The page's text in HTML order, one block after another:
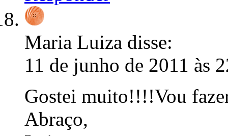
Maria Luiza disse:
11 de junho de 2011 às
Gostei muito!!!!Vou
Abraço,